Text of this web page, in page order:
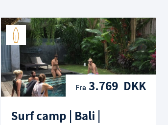
Fra 3.769 DKK
Surf camp | Bali |